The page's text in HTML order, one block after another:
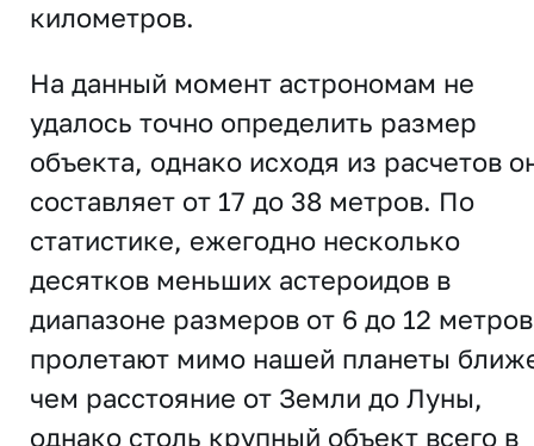
километров.
На данный момент астрономам не
удалось точно определить размер
объекта, однако исходя из расчетов
составляет от 17 до 38 метров. По
статистике, ежегодно несколько
десятков меньших астероидов в
диапазоне размеров от 6 до 12 метров
пролетают мимо нашей планеты
чем расстояние от Земли до Луны,
однако столь крупный объект всего в